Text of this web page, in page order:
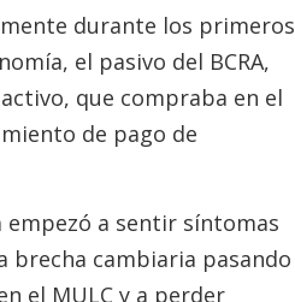
durante los primeros
el pasivo del BCRA,
que compraba en el
de pago de
a sentir síntomas
brecha cambiaria pasando
el MULC y a perder